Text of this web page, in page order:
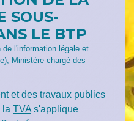
SOUS-
LE BTP
l'information légale et
Ministère chargé des
et des travaux publics
la TVA s'applique